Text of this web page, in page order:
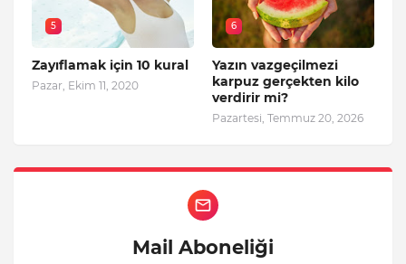
5
Zayıflamak için 10 kural
Pazar, Ekim 11, 2020
6
Yazın vazgeçilmezi
karpuz gerçekten kilo
verdirir mi?
Pazartesi, Temmuz 20, 2026
Mail Aboneliği